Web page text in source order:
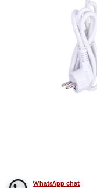
WhatsApp chat